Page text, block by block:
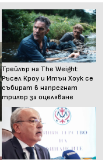
Трейлър на The Weight:
Ръсел Кроу и Итън Хоук се
събират в напрегнат
трилър за оцеляване